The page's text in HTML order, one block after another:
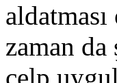
zaman